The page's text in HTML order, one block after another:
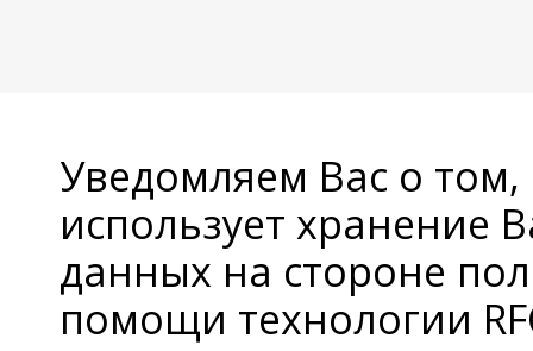
Уведомляем Вас о
использует хранение
данных на стороне
помощи технологии